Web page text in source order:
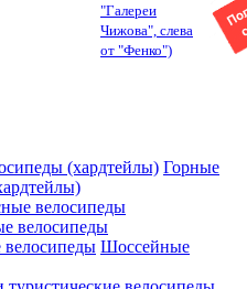
"Галереи
Чижова", слева
от "Фенко")
Горные
велосипеды
Шоссейные